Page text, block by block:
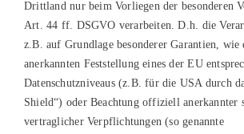
Drittland nur beim Vorliegen der besonderen
Art. 44 ff. DSGVO verarbeiten. D.h. die
z.B. auf Grundlage besonderer Garantien,
anerkannten Feststellung eines der EU
Datenschutzniveaus (z.B. für die USA durch
Shield“) oder Beachtung offiziell anerkannter
vertraglicher Verpflichtungen (so genannte